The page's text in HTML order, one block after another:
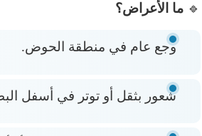
🔹 ما الأعراض؟
وجع عام في منطقة الحوض.
شعور بثقل أو توتر في أسفل